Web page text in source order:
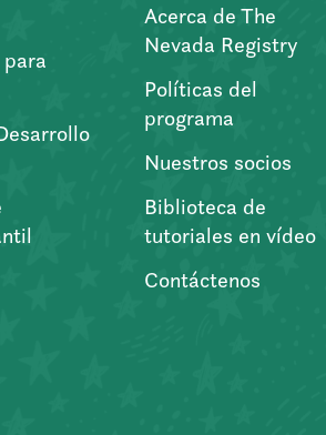
Acerca de The
Nevada Registry
Políticas del
programa
Nuestros socios
Biblioteca de
tutoriales en vídeo
Contáctenos